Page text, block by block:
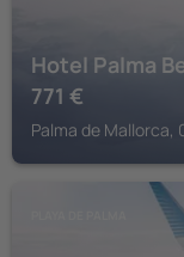
Hotel Palma
771 €
Palma de